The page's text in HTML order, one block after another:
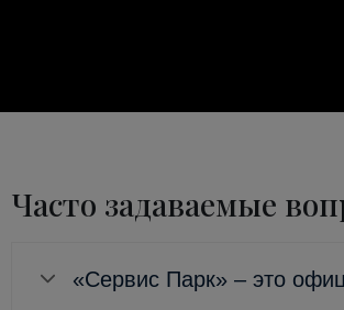
Часто задаваемые
«Сервис Парк» – это